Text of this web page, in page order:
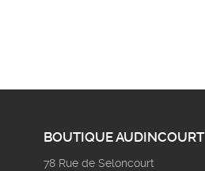
BOUTIQUE AUDINCOURT
78 Rue de Seloncourt